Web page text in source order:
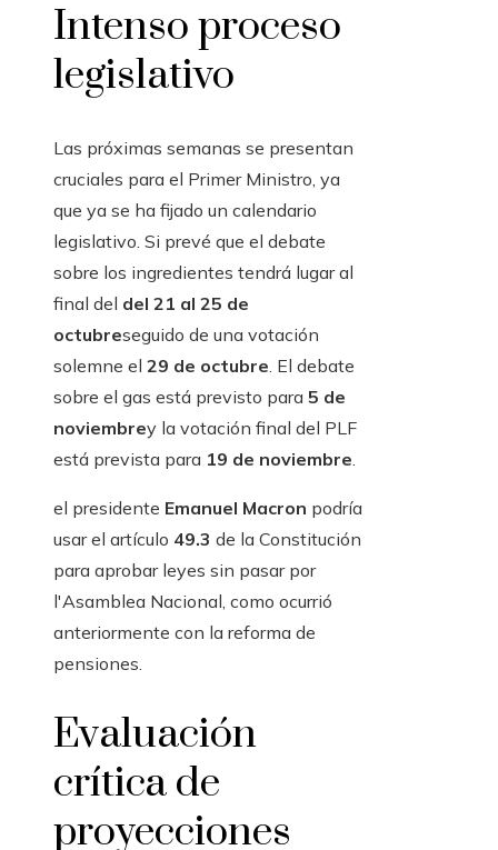
Intenso proceso
legislativo
Las próximas semanas se presentan
cruciales para el Primer Ministro, ya
que ya se ha fijado un calendario
legislativo. Si prevé que el debate
sobre los ingredientes tendrá lugar al
final del del 21 al 25 de
octubreseguido de una votación
solemne el 29 de octubre . El debate
sobre el gas está previsto para 5 de
noviembrey la votación final del PLF
está prevista para 19 de noviembre
el presidente Emanuel Macron podría
usar el artículo 49.3 de la Constitución
para aprobar leyes sin pasar por
l'Asamblea Nacional, como ocurrió
anteriormente con la reforma de
pensiones.
Evaluación
crítica de
proyecciones